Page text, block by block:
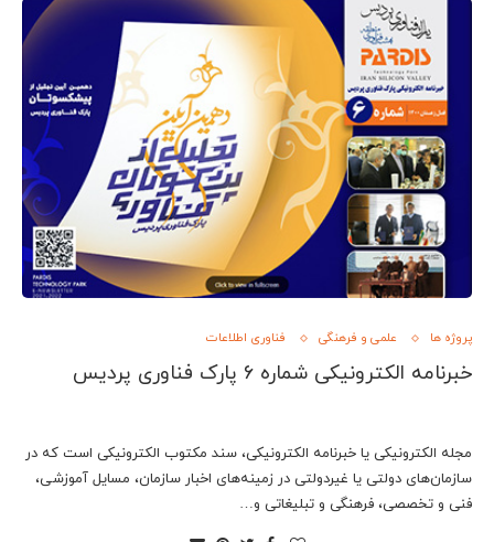
پروژه ها علمی و فرهنگی فناوری اطلاعات
خبرنامه الکترونیکی شماره 6 پارک فناوری پردیس
مجله الکترونیکی یا خبرنامه الکترونیکی، سند مکتوب الکترونیکی است که در
سازمان‌های دولتی یا غیردولتی در زمینه‌های اخبار سازمان، مسایل آموزشی،
فنی و تخصصی، فرهنگی و تبلیغاتی و…